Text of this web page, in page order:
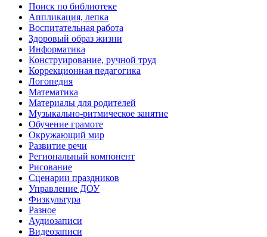
Поиск по библиотеке
Аппликация, лепка
Воспитательная работа
Здоровый образ жизни
Информатика
Конструирование, ручной труд
Коррекционная педагогика
Логопедия
Математика
Материалы для родителей
Музыкально-ритмическое занятие
Обучение грамоте
Окружающий мир
Развитие речи
Региональный компонент
Рисование
Сценарии праздников
Управление ДОУ
Физкультура
Разное
Аудиозаписи
Видеозаписи